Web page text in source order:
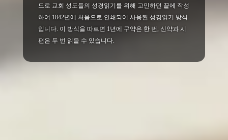
드로 교회 성도들의 성경읽기를 위해 고민하던 끝에 작성
하여 1842년에 처음으로 인쇄되어 사용된 성경읽기 방식
입니다. 이 방식을 따르면 1년에 구약은 한 번, 신약과 시
편은 두 번 읽을 수 있습니다.